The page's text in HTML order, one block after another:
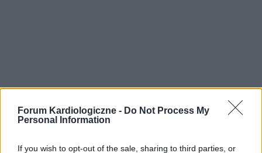
Forum Kardiologiczne - Do Not Process My
Personal Information
If you wish to opt-out of the sale, sharing to third parties, or